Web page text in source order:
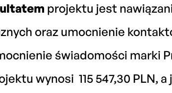
projektu jest
oraz umocnienie
świadomości marki
wynosi 115 547,30 PLN,